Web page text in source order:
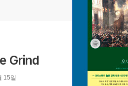
Grind
15일